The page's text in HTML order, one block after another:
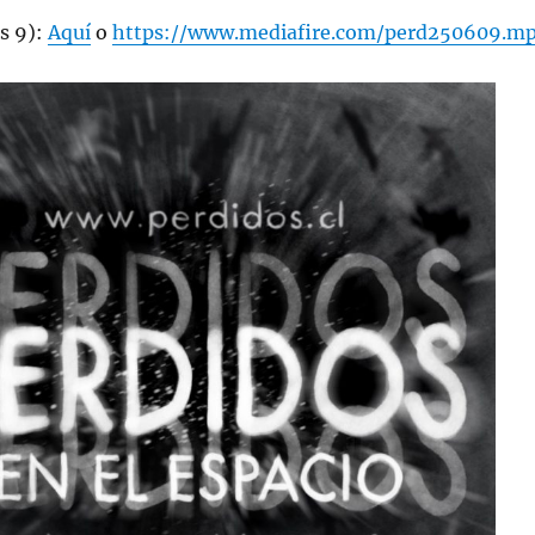
9):Aquío https://www.mediafire.com/